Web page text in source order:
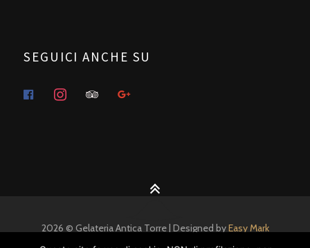
SEGUICI ANCHE SU
facebookinstagramtripadvisor
google
2026 © Gelateria Antica Torre | Designed byEasy Mark